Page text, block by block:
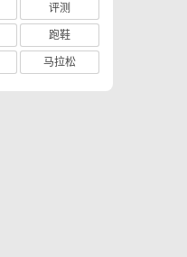
评测
跑鞋
马拉松